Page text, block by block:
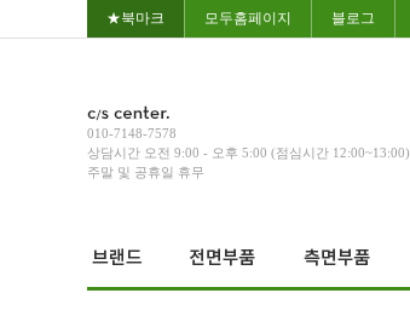
★북마크 모두홈페이지 블로그
010-7148-7578
상담시간 오전 9:00 - 오후 5:00 (점심시간 12:00~13:00)
주말 및 공휴일 휴무